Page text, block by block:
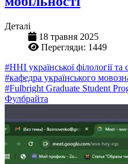
Деталі
18 травня 2025
Перегляди: 1449
#ННІ української філології
#кафедра українського
#Fulbright Graduate Student
Фулбрайта